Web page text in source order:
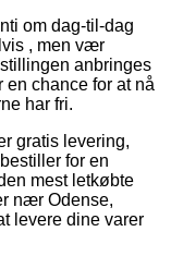
om dag-til-dag
, men vær
anbringes
en chance for at nå
har fri.
gratis levering,
for en
mest letkøbte
nær Odense,
levere dine varer